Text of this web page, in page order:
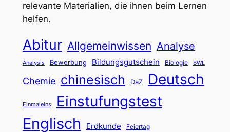
relevante Materialien, die ihnen beim Lernen
helfen.
Abitur Allgemeinwissen Analyse
Analysis Bewerbung Bildungsgutschein Biologie BWL
Chemie chinesisch DaZ Deutsch
Einmaleins Einstufungstest
Englisch Erdkunde Feiertag